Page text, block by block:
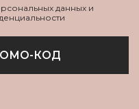
данных и
ПРОМО-КОД